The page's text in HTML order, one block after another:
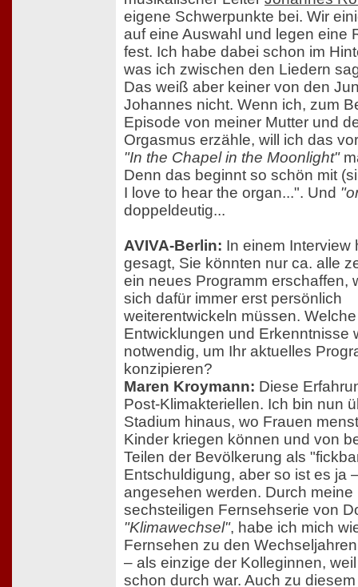
eigene Schwerpunkte bei. Wir
auf eine Auswahl und legen eine
fest. Ich habe dabei schon im
was ich zwischen den Liedern
Das weiß aber keiner von den
Johannes nicht. Wenn ich, zum
Episode von meiner Mutter und
Orgasmus erzähle, will ich das
"In the Chapel in the Moonlight"
Denn das beginnt so schön mit
I love to hear the organ...". Und
doppeldeutig...
AVIVA-Berlin: In einem Interview
gesagt, Sie könnten nur ca. alle
ein neues Programm erschaffen,
sich dafür immer erst persönlich
weiterentwickeln müssen. Welche
Entwicklungen und Erkenntnisse
notwendig, um Ihr aktuelles
konzipieren?
Maren Kroymann: Diese
Post-Klimakteriellen. Ich bin nun
Stadium hinaus, wo Frauen
Kinder kriegen können und von
Teilen der Bevölkerung als
Entschuldigung, aber so ist es ja
angesehen werden. Durch meine
sechsteiligen Fernsehserie von
"Klimawechsel", habe ich mich
Fernsehen zu den
– als einzige der Kolleginnen,
schon durch war. Auch zu diesem